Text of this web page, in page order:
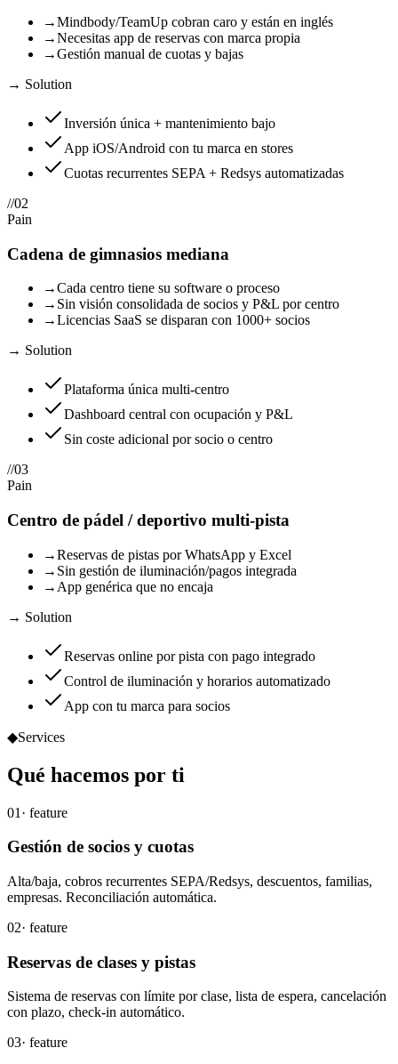
→Mindbody/TeamUp cobran caro y están en inglés
→Necesitas app de reservas con marca propia
→Gestión manual de cuotas y bajas
→ Solution
Inversión única + mantenimiento bajo
App iOS/Android con tu marca en stores
Cuotas recurrentes SEPA + Redsys automatizadas
//02
Pain
Cadena de gimnasios mediana
→Cada centro tiene su software o proceso
→ Sin visión consolidada de socios y P&L por centro
→Licencias SaaS se disparan con 1000+ socios
→ Solution
Plataforma única multi-centro
Dashboard central con ocupación y P&L
Sin coste adicional por socio o centro
//03
Pain
Centro de pádel / deportivo multi-pista
→Reservas de pistas por WhatsApp y Excel
→ Sin gestión de iluminación/pagos integrada
→ App genérica que no encaja
→ Solution
Reservas online por pista con pago integrado
Control de iluminación y horarios automatizado
App con tu marca para socios
◆Services
Qué hacemos por ti
01 · feature
Gestión de socios y cuotas
Alta/baja, cobros recurrentes SEPA/Redsys, descuentos, familias,
empresas. Reconciliación automática.
02· feature
Reservas de clases y pistas
Sistema de reservas con límite por clase, lista de espera, cancelación
con plazo, check-in automático.
03· feature